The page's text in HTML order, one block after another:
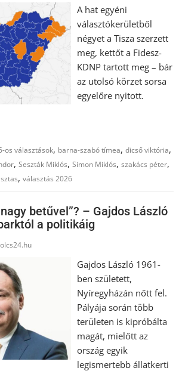
A hat egyéni
választókerületből
négyet a Tisza szerzett
meg, kettőt a Fidesz-
KDNP tartott meg – bár
az utolsó körzet sorsa
egyelőre nyitott.
os választások, barna-szabó tímea,dicső viktória,
,Seszták Miklós,Simon Miklós,szakács péter,
,választás 2026
nagy betűvel”? – Gajdos László
a politikáig
Gajdos László 1961-
ben született,
Nyíregyházán nőtt fel.
Pályája során több
területen is kipróbálta
magát, mielőtt az
ország egyik
legismertebb állatkerti